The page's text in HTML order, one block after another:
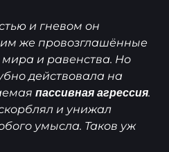
и гневом он
же провозглашённые
и равенства. Но
действовала на
пассивная агрессия.
и унижал
умысла. Таков уж